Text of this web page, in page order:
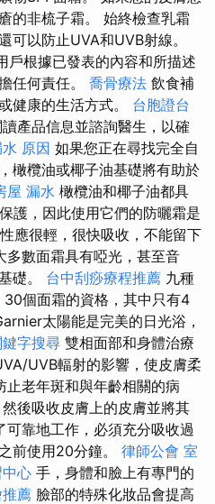
的非梳子霜。 始終檢查乳霜
可以防止UVA和UVB射線。
根據已發表的內容和所描述
任何責任。 喬骨療法 飲食補
健康的生活方式。 台胞證台
產品信息並諮詢醫生，以確
原因 如果您正在尋找完全自
橄欖油或椰子油基礎將有助於
屋 漏水 橄欖油和椰子油都具
護，因此使用它們的防曬霜是
應很輕，很快吸收，不能留下
多數面霜具有啞光，甚至音
礎。 台中刮痧療程推薦 九種
30個面霜的資格，其中只有4
太陽能是完美的日光浴，
字搜尋 雙相面部和身體治療
UVB輻射的影響，使皮膚柔
止老年斑和與年齡相關的病
後吸收皮膚上的皮膚並將其
可靠地工作，必須充分吸收過
前使用20分鐘。 律師公會 室
心 手，身體和臉上有專門的
薦 臉部的特殊化妝品會提高